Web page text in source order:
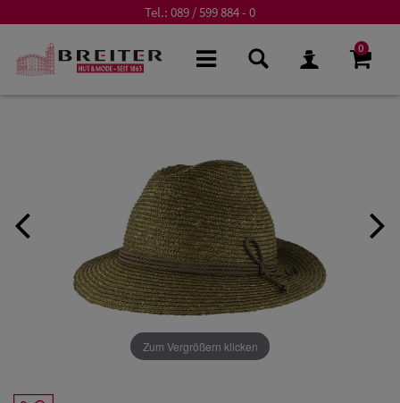
Tel.: 089 / 599 884 - 0
0
Zum Vergrößern klicken